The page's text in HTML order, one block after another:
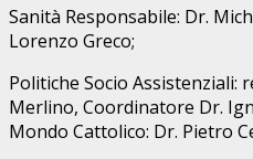
Sanità Responsabile: Dr.
Lorenzo Greco;
Politiche Socio Assistenziali:
Merlino, Coordinatore Dr.
Mondo Cattolico: Dr. Pietro